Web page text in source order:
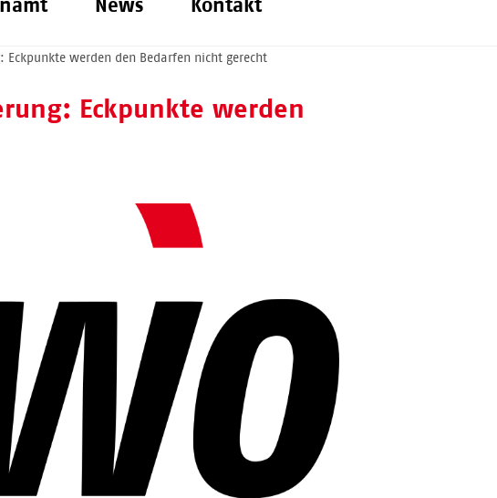
News Kontakt
Eckpunkte werden den Bedarfen nicht gerecht
Eckpunkte werden